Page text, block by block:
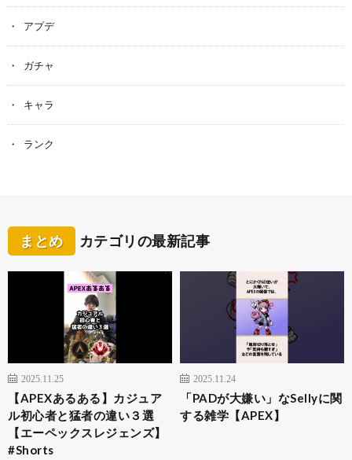
アプデ
ガチャ
キャラ
ランク
まとめ カテゴリの最新記事
2025.11.25
【APEXあるある】カジュア
ル初心者と猛者の違い３選
【エーペックスレジェンズ】
#Shorts
2025.11.24
「PADが大嫌い」なSellyに関
する雑学【APEX】